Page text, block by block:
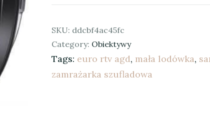
SKU: ddcbf4ac45fc
Category: Obiektywy
Tags: euro rtv agd, mała lodówka,
zamrażarka szufladowa